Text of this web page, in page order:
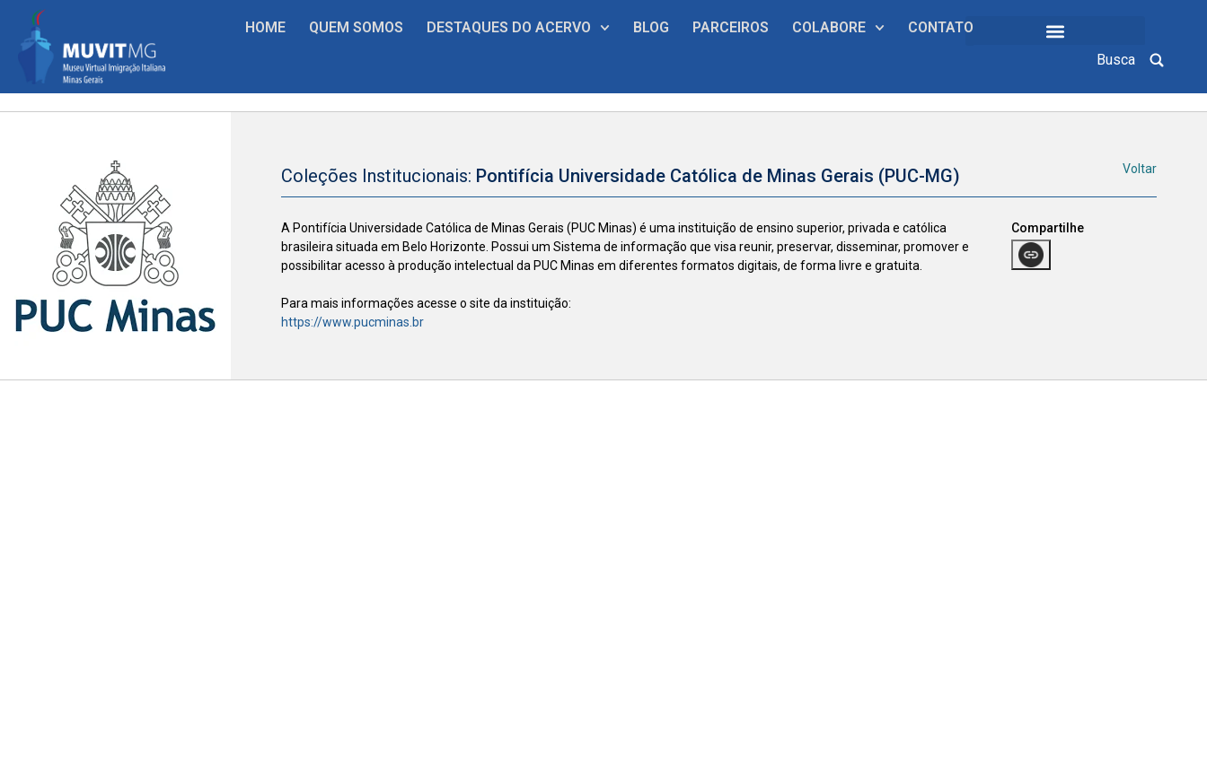
HOME QUEM SOMOS DESTAQUES DO ACERVO BLOG PARCEIROS COLABORE CONTATO
Busca
Coleções Institucionais: Pontifícia Universidade Católica de Minas Gerais (PUC-MG) Voltar
A Pontifícia Universidade Católica de Minas Gerais (PUC Minas) é uma instituição de ensino superior, privada e católica
brasileira situada em Belo Horizonte. Possui um Sistema de informação que visa reunir, preservar, disseminar, promover e
possibilitar acesso à produção intelectual da PUC Minas em diferentes formatos digitais, de forma livre e gratuita.
Para mais informações acesse o site da instituição:
https://www.pucminas.br
Compartilhe